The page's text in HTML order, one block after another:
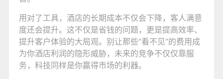
用对了工具，酒店的长期成本不仅会下降，客人满意
度还会提升。这不仅是省钱的问题，更是提高效率、
提升客户体验的大局观。别让那些“看不见”的费用成
为你酒店利润的隐形威胁，未来的竞争不仅仅靠服
务，科技同样是你赢得市场的利器。